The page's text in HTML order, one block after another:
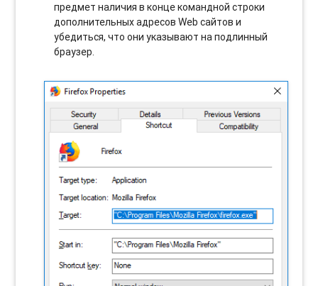
предмет наличия в конце командной строки
дополнительных адресов Web сайтов и
убедиться, что они указывают на подлинный
браузер.